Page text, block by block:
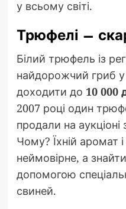
у всьому світі.
Трюфелі –
Білий трюфель із
найдорожчий гриб у
доходити до 10 000
2007 році один
продали на аукціоні
Чому? Їхній аромат
неймовірне, а
допомогою
свиней.